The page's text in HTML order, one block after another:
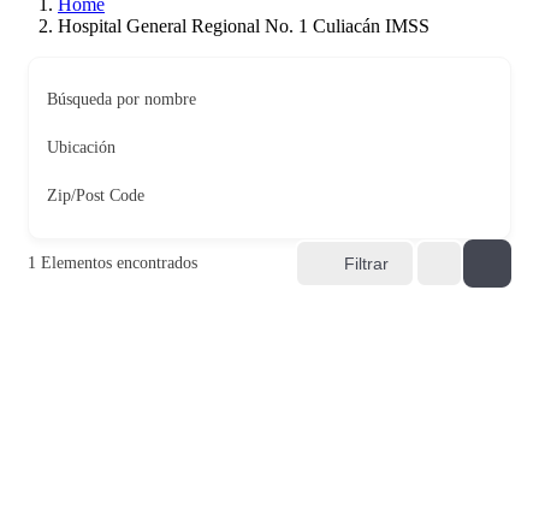
Hospital General Regional No. 1 Culiacán IMSS
Búsqueda por nombre
Ubicación
Zip/Post Code
1 Elementos encontrados Filtrar